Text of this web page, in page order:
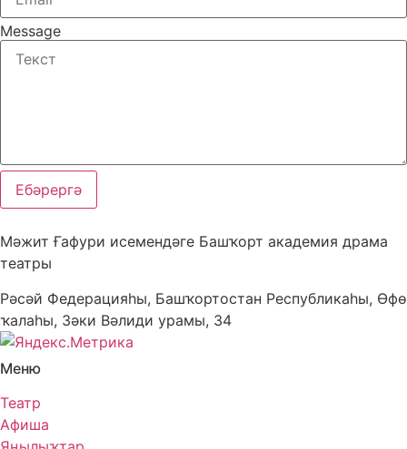
Message
Ебәрергә
Мәжит Ғафури исемендәге Башҡорт академия драма
театры
Рәсәй Федерацияһы, Башҡортостан Республикаһы, Өфө
ҡалаһы, Зәки Вәлиди урамы, 34
Меню
Театр
Афиша